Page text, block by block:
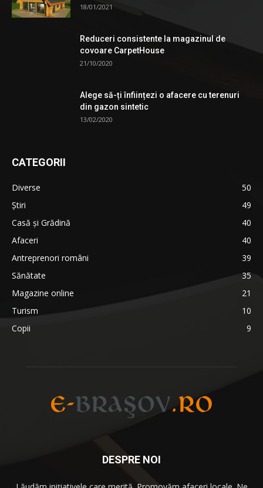
18/01/2021
Reduceri consistente la magazinul de
covoare CarpetHouse
21/10/2020
Alege să-ți înființezi o afacere cu terenuri
din gazon sintetic
13/02/2020
CATEGORII
Diverse
50
Știri
49
Casă și Grădină
40
Afaceri
40
Antreprenori români
39
Sănătate
35
Magazine online
21
Turism
10
Copii
9
DESPRE NOI